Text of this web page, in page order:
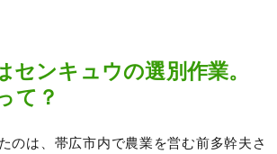
センキュウの選別作業。
て？
のは、帯広市内で農業を営む前多幹夫さ